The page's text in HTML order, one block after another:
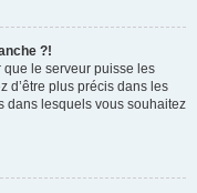
?!
que le serveur puisse les
d’être plus précis dans les
dans lesquels vous souhaitez